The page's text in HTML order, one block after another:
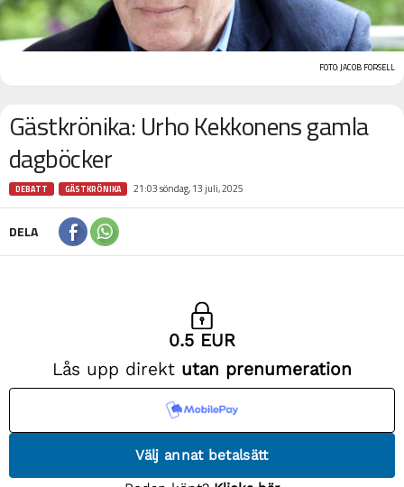
FOTO: JACOB FORSELL
Gästkrönika: Urho Kekkonens gamla
dagböcker
DEBATT GÄSTKRÖNIKA 21:03 söndag, 13 juli, 2025
DELA